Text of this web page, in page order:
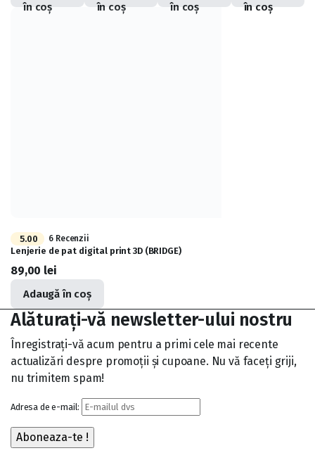
în coș în coș în coș în coș
5.00 6 Recenzii
Lenjerie de pat digital print 3D (BRIDGE)
89,00 lei
Adaugă în coș
Alăturați-vă newsletter-ului nostru
Înregistrați-vă acum pentru a primi cele mai recente
actualizări despre promoții și cupoane. Nu vă faceți griji,
nu trimitem spam!
Adresa de e-mail: